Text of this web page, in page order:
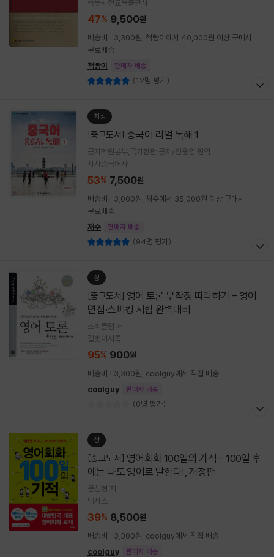
속뜻사전교육출판사
47% 9,500원
배송비 : 3,300원, 책빵이에서 40,000원 이상 구매시
무료배송
책빵이
판매자 배송
(12명 평가)
최상
[중고도서] 중국어 리얼 독해 1
공자학원본부,국가한판 공저/진윤영 편역
시사중국어사
53% 7,500원
배송비 : 3,000원, 채수에서 35,000원 이상 구매시
무료배송
채수
판매자 배송
(94명 평가)
상
[중고도서]
면접·스피킹 시험 완벽대비
소리클럽 저
길벗이지톡
95% 900원
배송비 : 3,300원, coolguy에서 직접 배송
coolguy
판매자 배송
(0명 평가)
상
[중고도서]
에는 나도 영어로 말한다!, 개정판
문성현 저
넥서스
39% 8,500원
배송비 : 3,300원, coolguy에서 직접 배송
coolguy
판매자 배송